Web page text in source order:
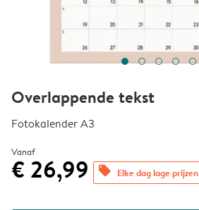
Overlappende tekst
Fotokalender A3
Vanaf
€ 26,99 offers Elke dag lage prijzen